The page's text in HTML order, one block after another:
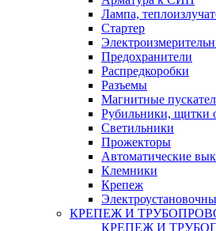
Лампа,
Стартер
Предохранители
Распредкоробки
Разъемы
Магнитные
Рубильники, щитки
Светильники
Прожекторы
Автоматические
Клемники
Крепеж
КРЕПЕЖ И
КРЕПЕЖ И